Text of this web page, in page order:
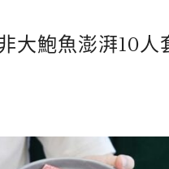
大鮑魚澎湃10人